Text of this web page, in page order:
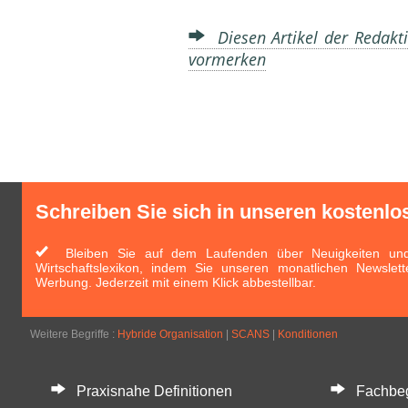
Diesen Artikel der
vormerken
Schreiben Sie sich in unseren
Bleiben Sie auf dem Laufenden über Neuigkeiten
Wirtschaftslexikon, indem Sie unseren monatlichen
Werbung. Jederzeit mit einem Klick abbestellbar.
Weitere Begriffe : Hybride Organisation SCANS Konditionen
Praxisnahe Definitionen